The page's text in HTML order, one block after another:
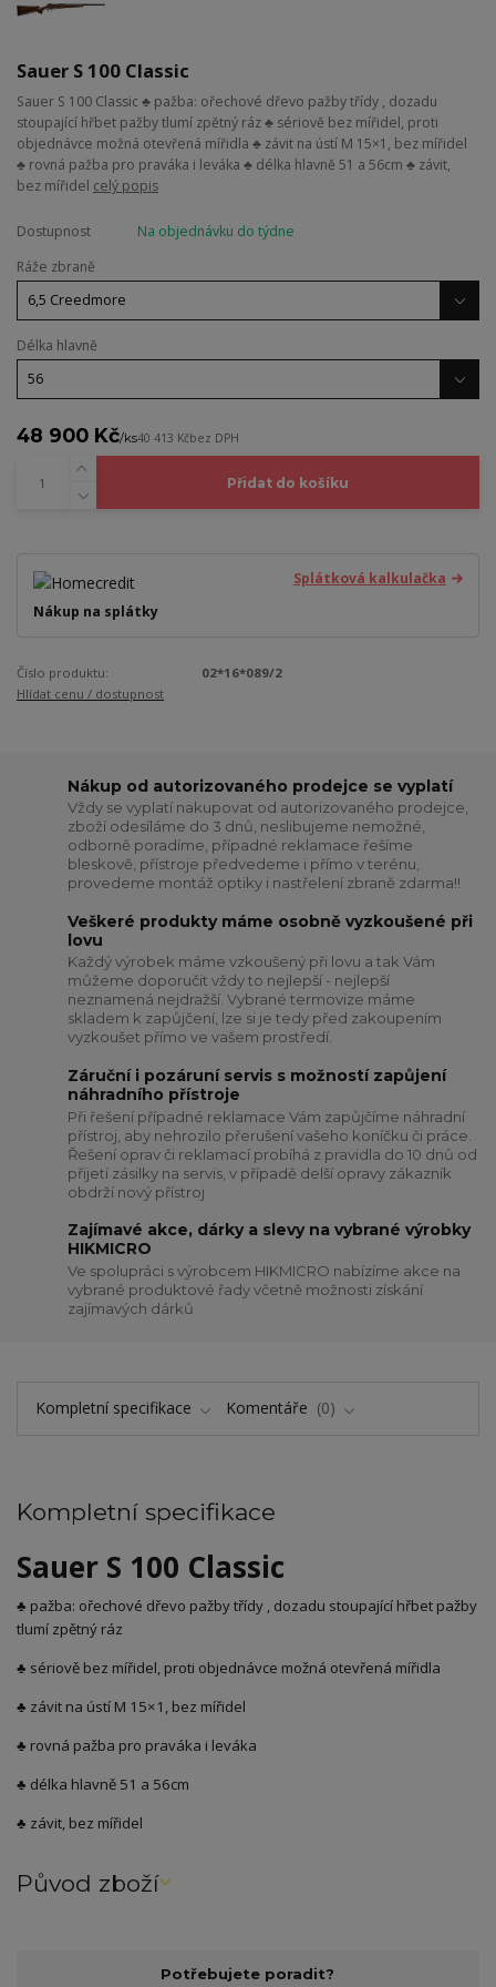
Sauer S 100 Classic
Sauer S 100 Classic ♣ pažba: ořechové dřevo pažby třídy , dozadu
stoupající hřbet pažby tlumí zpětný ráz ♣ sériově bez mířidel, proti
objednávce možná otevřená mířidla ♣ závit na ústí M 15×1, bez mířidel
♣ rovná pažba pro praváka i leváka ♣ délka hlavně 51 a 56cm ♣ závit,
bez mířidel celý popis
Dostupnost
Na objednávku do týdne
Ráže zbraně
Délka hlavně
48 900 Kč/ks40 413 Kčbez DPH
Přidat do košíku
Splátková kalkulačka
Nákup na splátky
Číslo produktu:
02*16*089/2
Hlídat cenu / dostupnost
Nákup od autorizovaného prodejce se vyplatí
Vždy se vyplatí nakupovat od autorizovaného prodejce,
zboží odesíláme do 3 dnů, neslibujeme nemožné,
odborně poradíme, případné reklamace řešíme
bleskově, přístroje předvedeme i přímo v terénu,
provedeme montáž optiky i nastřelení zbraně zdarma!!
Veškeré produkty máme osobně vyzkoušené při
lovu
Každý výrobek máme vzkoušený při lovu a tak Vám
můžeme doporučit vždy to nejlepší - nejlepší
neznamená nejdražší. Vybrané termovize máme
skladem k zapůjčení, lze si je tedy před zakoupením
vyzkoušet přímo ve vašem prostředí.
Záruční i pozáruní servis s možností zapůjení
náhradního přístroje
Při řešení případné reklamace Vám zapůjčíme náhradní
přístroj, aby nehrozilo přerušení vašeho koníčku či práce.
Řešení oprav či reklamací probíhá z pravidla do 10 dnů od
přijetí zásilky na servis, v případě delší opravy zákazník
obdrží nový přístroj
Zajímavé akce, dárky a slevy na vybrané výrobky
HIKMICRO
Ve spolupráci s výrobcem HIKMICRO nabízíme akce na
vybrané produktové řady včetně možnosti získání
zajímavých dárků
Kompletní specifikace Komentáře 0
Kompletní specifikace
Sauer S 100 Classic
♣ pažba: ořechové dřevo pažby třídy , dozadu stoupající hřbet pažby
tlumí zpětný ráz
♣ sériově bez mířidel, proti objednávce možná otevřená mířidla
♣ závit na ústí M 15×1, bez mířidel
♣ rovná pažba pro praváka i leváka
♣ délka hlavně 51 a 56cm
♣ závit, bez mířidel
Původ zboží
Potřebujete poradit?